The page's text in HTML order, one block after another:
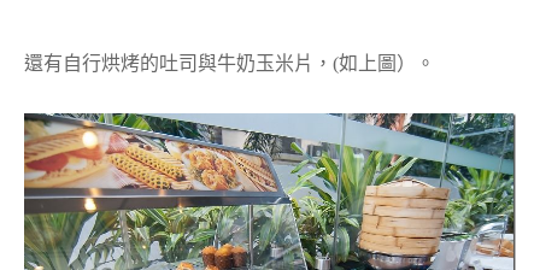
還有自行烘烤的吐司與牛奶玉米片，(如上圖）。